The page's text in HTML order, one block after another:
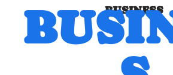
BUSINESS